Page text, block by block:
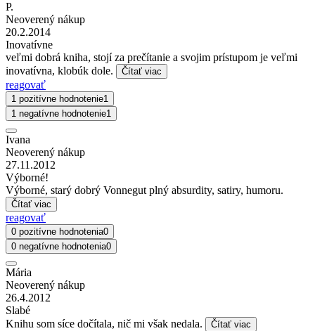
P.
Neoverený nákup
20.2.2014
Inovatívne
veľmi dobrá kniha, stojí za prečítanie a svojim prístupom je veľmi
inovatívna, klobúk dole.
Čítať viac
reagovať
1 pozitívne hodnotenie1
1 negatívne hodnotenie1
Ivana
Neoverený nákup
27.11.2012
Výborné!
Výborné, starý dobrý Vonnegut plný absurdity, satiry, humoru.
Čítať viac
reagovať
0 pozitívne hodnotenia0
0 negatívne hodnotenia0
Mária
Neoverený nákup
26.4.2012
Slabé
Knihu som síce dočítala, nič mi však nedala.
Čítať viac